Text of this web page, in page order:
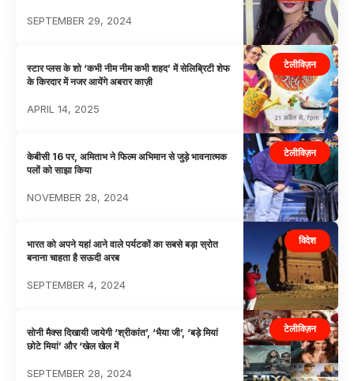
SEPTEMBER 29, 2024
टेलीविज़न
स्टार प्लस के शो ‘कभी नीम नीम कभी शहद’ में सेलिब्रिटी शेफ
के किरदार में नजर आयेंगे अबरार काज़ी
APRIL 14, 2025
टेलीविज़न
केबीसी 16 पर, अमिताभ ने फिल्म अभिमान से जुड़े भावनात्मक
पलों को साझा किया
NOVEMBER 28, 2024
विदेश
भारत को अपने यहां आने वाले पर्यटकों का सबसे बड़ा स्रोत
बनाना चाहता है सऊदी अरब
SEPTEMBER 4, 2024
टेलीविज़न
सोनी मैक्स दिखायी जायेगी ‘श्रीकांत’, ‘भैया जी’, ‘बड़े मियां
छोटे मियां’ और ‘खेल खेल में
SEPTEMBER 28, 2024